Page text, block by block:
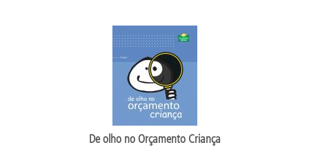
De olho no Orçamento Criança